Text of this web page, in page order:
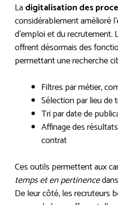
Ladigitalisation des
considérablement amélioré
d’emploi et du
offrent désormais des
permettant une recherche
Filtres par métier,
Sélection par lieu de
Tri par date de
Affinage des
contrat
Ces outils permettent aux
temps et en pertinence
De leur côté, les recruteurs